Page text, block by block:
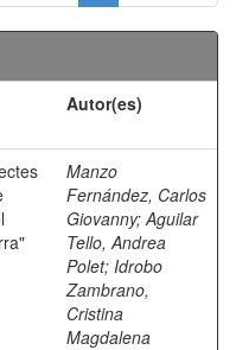
Autor(es)
Manzo
Fernández, Carlos
Giovanny;Aguilar
Tello, Andrea
Polet; Idrobo
Zambrano,
Cristina
Magdalena